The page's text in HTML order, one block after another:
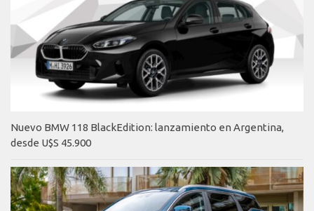
Nuevo BMW 118 BlackEdition: lanzamiento en Argentina,
desde U$S 45.900